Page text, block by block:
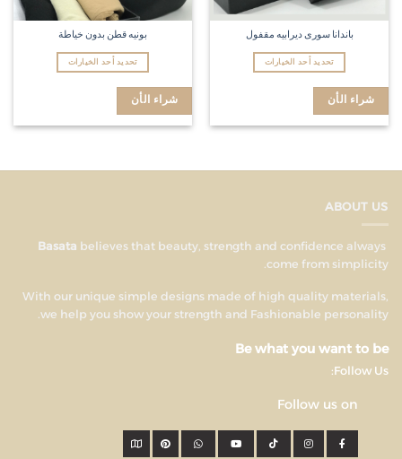
باندانا سورى ديرابيه مقفول
تحديد أحد الخيارات
شراء الأن
بونيه قطن بدون خياطة
تحديد أحد الخيارات
شراء الأن
ABOUT US
believes that beauty, strength and confidence always
come from simplicity.
With our unique simple designs made of high quality materials,
we help you show your strength and Fashionable personality.
Be what you want to be
Follow Us:
Follow us on